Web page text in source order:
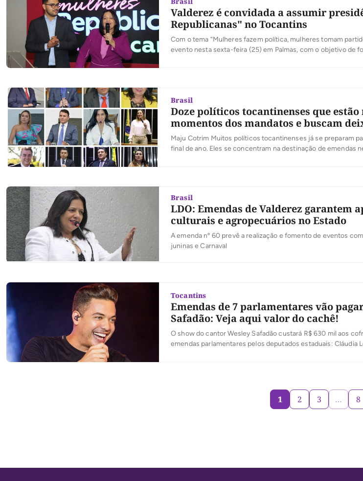
Valderez é convidada a assumir
Republicanas" no Tocantins
Com o tema “Mulheres fazem política, mulheres tomam
evento nesta sexta-feira (25) em Palmas, com o objetivo de
Brasil
Doze políticos tocantinenses que
momentos dos mandatos e buscam
Maju Cotrim Muitos políticos tocantinenses já se preparam
final de ano. Eles se concentram na destinação de emendas
Brasil
LDO: Emendas de Valderez garantem
culturais e agropecuários no Estado
A emenda nº 60 prevê a realização e fomento de eventos
juninas e Carnaval
Tocantins
Emendas de 7 parlamentares vão
Safadão: Veja aqui valor do cachê!
O show do cantor Wesley Safadão custará R$ 630 mil aos
emendas parlamentares pelos deputados estaduais: Cláudia
1 2 3 … 8